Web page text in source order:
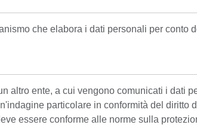
che elabora i dati personali per conto
altro ente, a cui vengono comunicati i dati
particolare in conformità del diritto
essere conforme alle norme sulla